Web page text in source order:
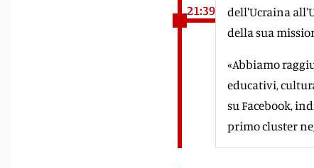
21:39
dell'Ucraina
della sua
«Abbiamo
educativi,
su Facebook,
primo cluster